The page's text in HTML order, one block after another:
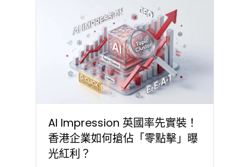
AI Impression 英國率先實裝！
香港企業如何搶佔「零點擊」曝
光紅利？